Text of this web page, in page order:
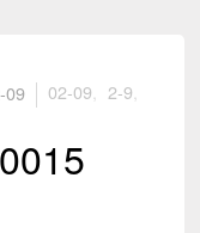
09 02-09 2-9